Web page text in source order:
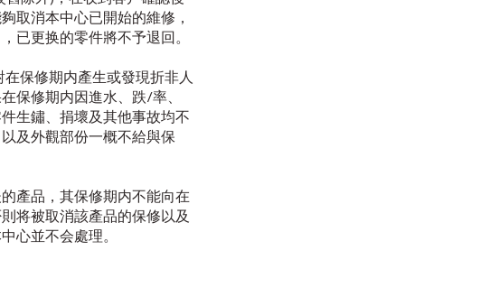
取消本中心已開始的維修，
已更换的零件將不予退回。
保修期内產生或發現折非人
保修期内因進水、跌/率、
生鏽、捐壞及其他事故均不
及外觀部份一概不給與保
產品，其保修期内不能向在
将被取消該產品的保修以及
心並不会處理。